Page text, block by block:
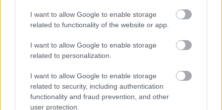
I want to allow Google to enable storage
related to functionality of the website or app.
I want to allow Google to enable storage
related to personalization.
I want to allow Google to enable storage
related to security, including authentication
functionality and fraud prevention, and other
user protection.
ragadozókat viszont távol tartja.
Harkályok odúrongálásának megelőzése
segítik az odúköltő énekesmadarak életét. Elég
gyakran előfordul azonban, hogy ezek a fajok
megrongálják a mesterséges odúkat, többnyire a